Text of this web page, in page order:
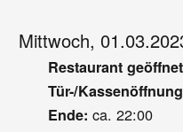
Mittwoch,
Restaurant
Tür-/
Ende: ca. 22:00